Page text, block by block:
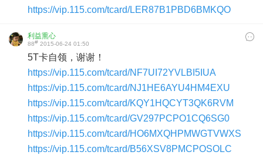
https://vip.115.com/tcard/LER87B1PBD6BMKQO
利益熏心
88# 2015-06-24 01:50
5T卡自领，谢谢！
https://vip.115.com/tcard/NF7UI72YVLBI5IUA
https://vip.115.com/tcard/NJ1HE6AYU4HM4EXU
https://vip.115.com/tcard/KQY1HQCYT3QK6RVM
https://vip.115.com/tcard/GV297PCPO1CQ6SG0
https://vip.115.com/tcard/HO6MXQHPMWGTVWXS
https://vip.115.com/tcard/B56XSV8PMCPOSOLC